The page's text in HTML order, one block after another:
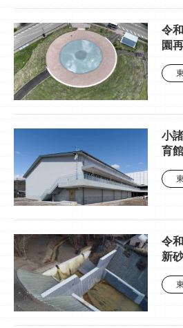
令
園
小
育
令
新